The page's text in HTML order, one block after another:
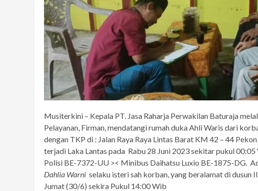
Musiterkini – Kepala PT. Jasa Raharja Perwakilan Baturaja
Pelayanan, Firman, mendatangi rumah duka Ahli Waris dari
dengan TKP di : Jalan Raya Raya Lintas Barat KM 42 – 44
terjadi Laka Lantas pada Rabu 28 Juni 2023 sekitar pukul
Polisi BE-7372-UU >< Minibus Daihatsu Luxio BE-1875-DG.
Dahlia Warni selaku isteri sah korban, yang beralamat di dusun
Jumat (30/6) sekira Pukul 14:00 Wib